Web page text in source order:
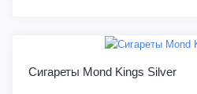
Сигареты Mond Kings Silver